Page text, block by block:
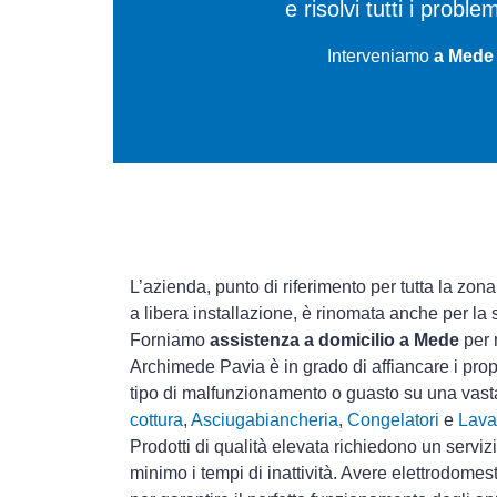
e risolvi tutti i
Interveniamo a
L’azienda, punto di riferimento per tutta la
a libera installazione, è rinomata anche per la
Forniamo assistenza a domicilio a Mede per
Archimede Pavia è in grado di affiancare i
tipo di malfunzionamento o guasto su una
cottura, Asciugabiancheria, Congelatori e
Prodotti di qualità elevata richiedono un
minimo i tempi di inattività. Avere